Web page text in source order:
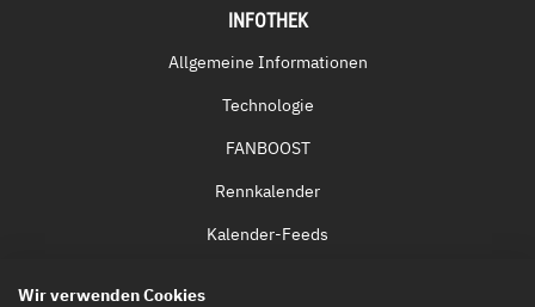
INFOTHEK
Allgemeine Informationen
Technologie
FANBOOST
Rennkalender
Kalender-Feeds
Wir verwenden Cookies